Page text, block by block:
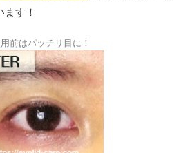
す！
前はパッチリ目に！